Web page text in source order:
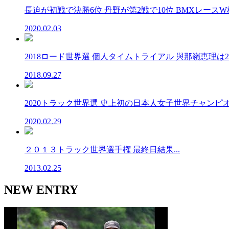
長迫が初戦で決勝6位 丹野が第2戦で10位 BMXレースW
2020.02.03
2018ロード世界選 個人タイムトライアル 與那嶺恵理は
2018.09.27
2020トラック世界選 史上初の日本人女子世界チャンピ
2020.02.29
２０１３トラック世界選手権 最終日結果...
2013.02.25
NEW ENTRY